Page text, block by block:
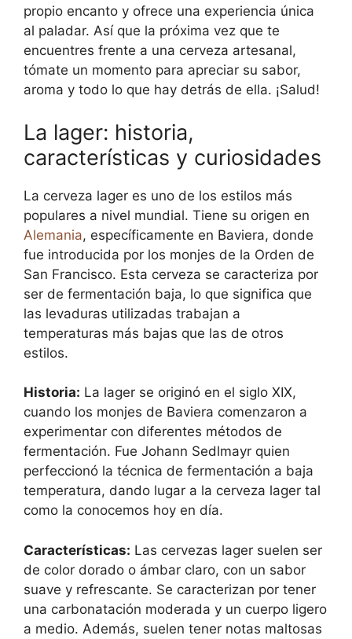
propio encanto y ofrece una experiencia única
al paladar. Así que la próxima vez que te
encuentres frente a una cerveza artesanal,
tómate un momento para apreciar su sabor,
aroma y todo lo que hay detrás de ella. ¡Salud!
La lager: historia,
características y curiosidades
La cerveza lager es uno de los estilos más
populares a nivel mundial. Tiene su origen en
Alemania, específicamente en Baviera, donde
fue introducida por los monjes de la Orden de
San Francisco. Esta cerveza se caracteriza por
ser de fermentación baja, lo que significa que
las levaduras utilizadas trabajan a
temperaturas más bajas que las de otros
estilos.
Historia: La lager se originó en el siglo XIX,
cuando los monjes de Baviera comenzaron a
experimentar con diferentes métodos de
fermentación. Fue Johann Sedlmayr quien
perfeccionó la técnica de fermentación a baja
temperatura, dando lugar a la cerveza lager tal
como la conocemos hoy en día.
Características: Las cervezas lager suelen ser
de color dorado o ámbar claro, con un sabor
suave y refrescante. Se caracterizan por tener
una carbonatación moderada y un cuerpo ligero
a medio. Además, suelen tener notas maltosas